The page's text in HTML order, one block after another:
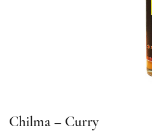
Chilma – Curry